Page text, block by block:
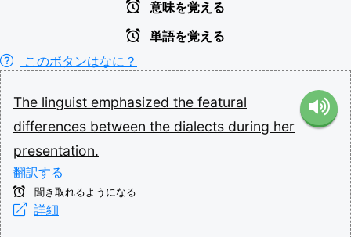
意味を覚える
単語を覚える
このボタンはなに？
The linguist emphasized the featural
differences between the dialects during her
presentation.
翻訳する
聞き取れるようになる
詳細